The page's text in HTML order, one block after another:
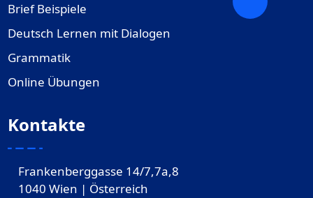
Brief Beispiele
Deutsch Lernen mit Dialogen
Grammatik
Online Übungen
Kontakte
Frankenberggasse 14/7,7a,8
1040 Wien | Österreich